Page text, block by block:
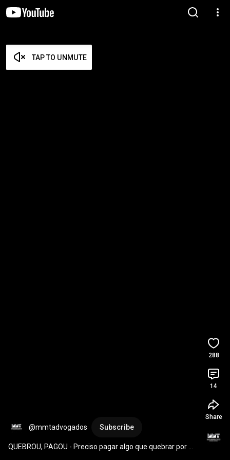
TAP TO UNMUTE
@mmtadvogados Subscribe
QUEBROU, PAGOU - Preciso pagar algo que quebrar por
288
14
Share